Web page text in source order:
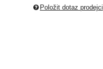
Položit dotaz prodejci